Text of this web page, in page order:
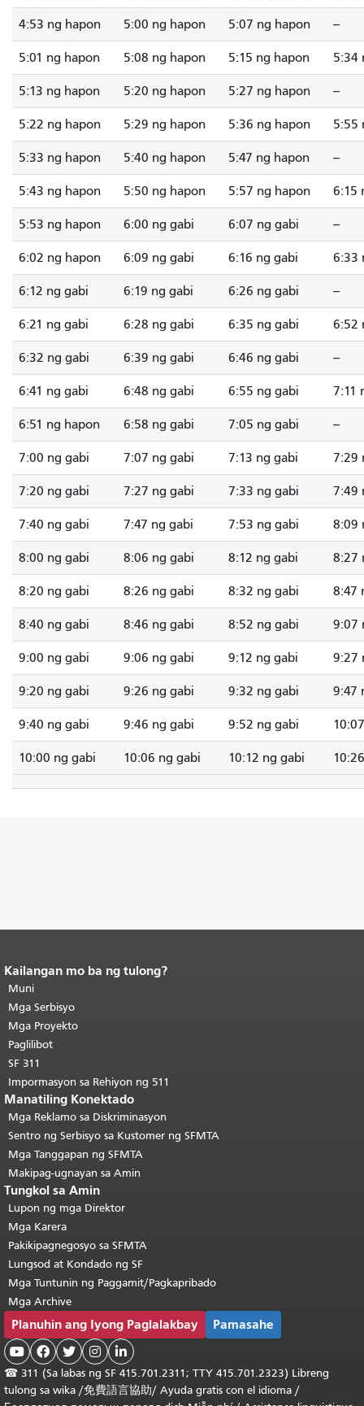
4:53 ng hapon 5:00 ng hapon 5:07 ng hapon --
5:01 ng hapon 5:08 ng hapon 5:15 ng hapon 5:34
5:13 ng hapon 5:20 ng hapon 5:27 ng hapon --
5:22 ng hapon 5:29 ng hapon 5:36 ng hapon 5:55
5:33 ng hapon 5:40 ng hapon 5:47 ng hapon --
5:43 ng hapon 5:50 ng hapon 5:57 ng hapon 6:15
5:53 ng hapon 6:00 ng gabi 6:07 ng gabi --
6:02 ng hapon 6:09 ng gabi 6:16 ng gabi 6:33
6:12 ng gabi 6:19 ng gabi 6:26 ng gabi --
6:21 ng gabi 6:28 ng gabi 6:35 ng gabi 6:52
6:32 ng gabi 6:39 ng gabi 6:46 ng gabi --
6:41 ng gabi 6:48 ng gabi 6:55 ng gabi 7:11
6:51 ng hapon 6:58 ng gabi 7:05 ng gabi --
7:00 ng gabi 7:07 ng gabi 7:13 ng gabi 7:29
7:20 ng gabi 7:27 ng gabi 7:33 ng gabi 7:49
7:40 ng gabi 7:47 ng gabi 7:53 ng gabi 8:09
8:00 ng gabi 8:06 ng gabi 8:12 ng gabi 8:27
8:20 ng gabi 8:26 ng gabi 8:32 ng gabi 8:47
8:40 ng gabi 8:46 ng gabi 8:52 ng gabi 9:07
9:00 ng gabi 9:06 ng gabi 9:12 ng gabi 9:27
9:20 ng gabi 9:26 ng gabi 9:32 ng gabi 9:47
9:40 ng gabi 9:46 ng gabi 9:52 ng gabi
10:00 ng gabi 10:06 ng gabi 10:12 ng gabi
Katapusan ng nilalaman ng
pahina.
pahinang ito ay nauulit sa bawat
pahina.Bumalik sa tuktok ng
pangunahing nilalaman
Kailangan mo ba ng tulong?
Muni
Mga Serbisyo
Mga Proyekto
Paglilibot
SF 311
Impormasyon sa Rehiyon ng 511
Manatiling Konektado
Mga Reklamo sa Diskriminasyon
Sentro ng Serbisyo sa Kustomer ng SFMTA
Mga Tanggapan ng SFMTA
Makipag-ugnayan sa Amin
Tungkol sa Amin
Lupon ng mga Direktor
Mga Karera
Pakikipagnegosyo sa SFMTA
Lungsod at Kondado ng SF
Mga Tuntunin ng Paggamit/Pagkapribado
Mga Archive
Planuhin ang Iyong Paglalakbay Pamasahe
    
☎ 311 (Sa labas ng SF 415.701.2311; TTY 415.701.2323) Libreng
tulong sa wika /免費語言協助/ Ayuda gratis con el idioma /